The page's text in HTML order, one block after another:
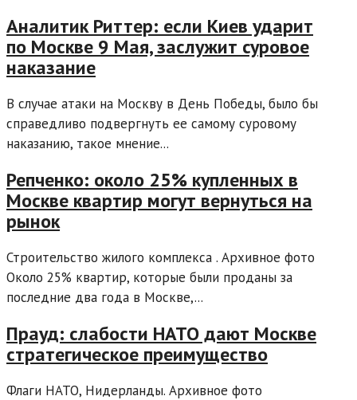
Аналитик Риттер: если Киев ударит
по Москве 9 Мая, заслужит суровое
наказание
В случае атаки на Москву в День Победы, было бы
справедливо подвергнуть ее самому суровому
наказанию, такое мнение...
Репченко: около 25% купленных в
Москве квартир могут вернуться на
рынок
Строительство жилого комплекса . Архивное фото
Около 25% квартир, которые были проданы за
последние два года в Москве,...
Прауд: слабости НАТО дают Москве
стратегическое преимущество
Флаги НАТО, Нидерланды. Архивное фото